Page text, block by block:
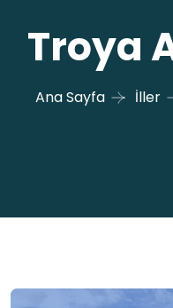
Troya
Ana Sayfa İller